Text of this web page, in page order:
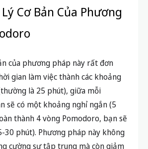
Cơ Bản Của Phương
của phương pháp này rất đơn
gian làm việc thành các khoảng
là 25 phút), giữa mỗi
sẽ có một khoảng nghỉ ngắn (5
thành 4 vòng Pomodoro, bạn sẽ
30 phút). Phương pháp này không
cường sự tập trung mà còn giảm